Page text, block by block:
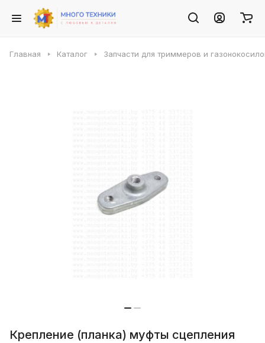
Главная Каталог Запчасти для триммеров и
Крепление (планка) муфты сцепления